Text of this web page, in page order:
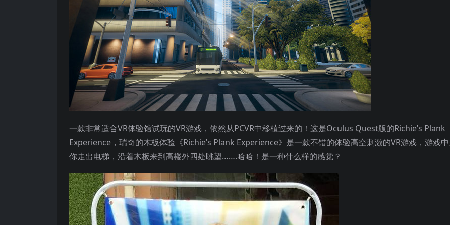
一款非常适合VR体验馆试玩的VR游戏，依然从PCVR中移植过来的！这是Oculus Quest版的Richie’s Plank
Experience，瑞奇的木板体验《Richie’s Plank Experience》是一款不错的体验高空刺激的VR游戏，游戏
你走出电梯，沿着木板来到高楼外四处眺望…….哈哈！是一种什么样的感觉？